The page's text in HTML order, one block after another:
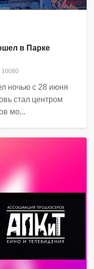
в Парке
ночью с 28 июня
стал центром
мо...